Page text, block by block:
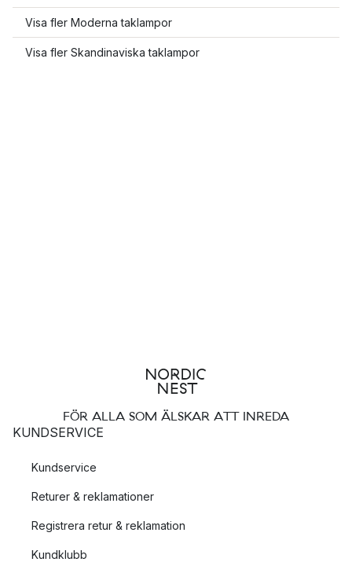
Visa fler Moderna taklampor
Visa fler Skandinaviska taklampor
FÖR ALLA SOM ÄLSKAR ATT INREDA
KUNDSERVICE
Kundservice
Returer & reklamationer
Registrera retur & reklamation
Kundklubb